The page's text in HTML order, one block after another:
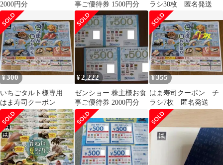
2000円分
事ご優待券 1500円分
ラシ30枚 匿名発送
¥300
いちごタルト様専用
はま寿司クーポン
¥2,222
ゼンショー 株主様お食
事ご優待券 2000円分
¥355
はま寿司クーポン チ
ラシ7枚 匿名発送